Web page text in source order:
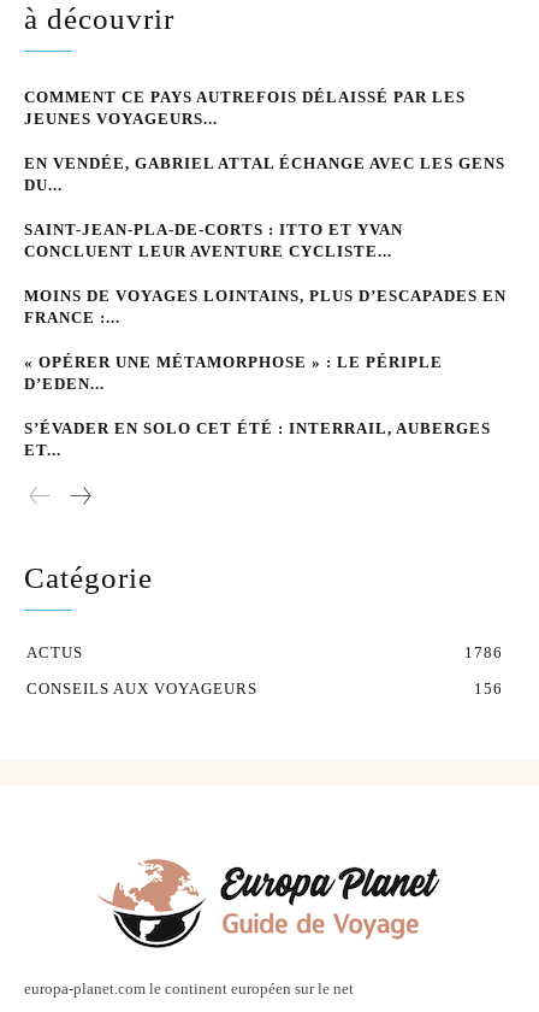
à découvrir
COMMENT CE PAYS AUTREFOIS DÉLAISSÉ PAR LES
JEUNES VOYAGEURS...
EN VENDÉE, GABRIEL ATTAL ÉCHANGE AVEC LES GENS
DU...
SAINT-JEAN-PLA-DE-CORTS : ITTO ET YVAN
CONCLUENT LEUR AVENTURE CYCLISTE...
MOINS DE VOYAGES LOINTAINS, PLUS D’ESCAPADES EN
FRANCE :...
« OPÉRER UNE MÉTAMORPHOSE » : LE PÉRIPLE
D’EDEN...
S’ÉVADER EN SOLO CET ÉTÉ : INTERRAIL, AUBERGES
ET...
Catégorie
ACTUS
1786
CONSEILS AUX VOYAGEURS
156
europa-planet.com le continent européen sur le net